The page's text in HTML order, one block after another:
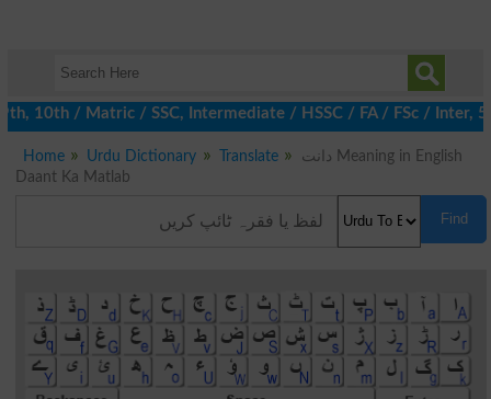
/ Matric / SSC, Intermediate / HSSC / FA / FSc / Inter, 5th /
Home Urdu Dictionary Translate
دانت Meaning in English
Daant Ka Matlab
Find